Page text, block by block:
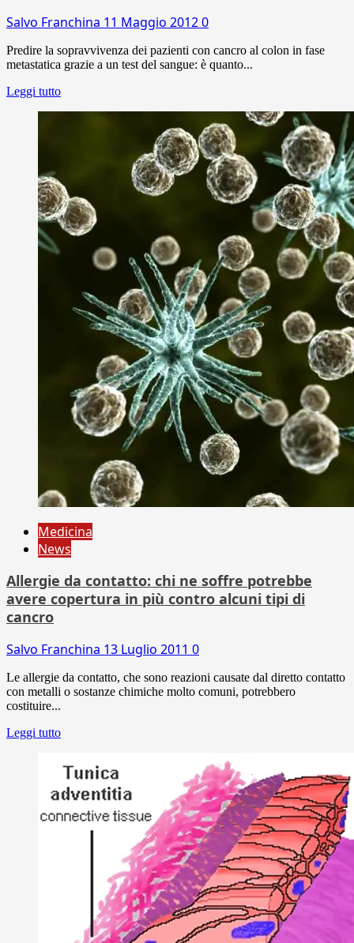
Salvo Franchina 11 Maggio 20120
Predire la sopravvivenza dei pazienti con cancro al colon in fase
metastatica grazie a un test del sangue: è quanto...
Leggi tutto
Medicina
News
Allergie da contatto: chi ne soffre potrebbe
avere copertura in più contro alcuni tipi di
cancro
Salvo Franchina 13 Luglio 2011 0
Le allergie da contatto, che sono reazioni causate dal diretto contatto
con metalli o sostanze chimiche molto comuni, potrebbero
costituire...
Leggi tutto